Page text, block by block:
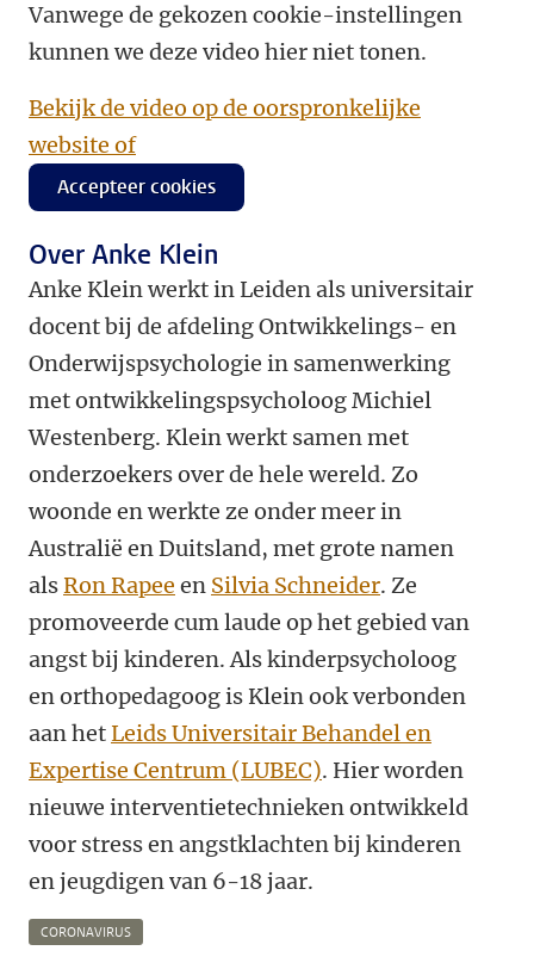
Vanwege de gekozen cookie-instellingen
kunnen we deze video hier niet tonen.
Bekijk de video op de oorspronkelijke
website of
Accepteer cookies
Over Anke Klein
Anke Klein werkt in Leiden als universitair
docent bij de afdeling Ontwikkelings- en
Onderwijspsychologie in samenwerking
met ontwikkelingspsycholoog Michiel
Westenberg. Klein werkt samen met
onderzoekers over de hele wereld. Zo
woonde en werkte ze onder meer in
Australië en Duitsland, met grote namen
alsRon Rapee en Silvia Schneider. Ze
promoveerde cum laude op het gebied van
angst bij kinderen. Als kinderpsycholoog
en orthopedagoog is Klein ook verbonden
aan hetLeids Universitair Behandel en
Expertise Centrum (LUBEC). Hier worden
nieuwe interventietechnieken ontwikkeld
voor stress en angstklachten bij kinderen
en jeugdigen van 6-18 jaar.
CORONAVIRUS